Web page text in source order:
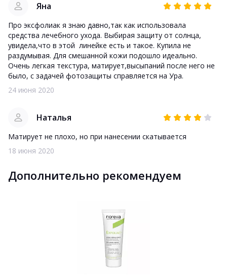
Яна
Про эксфолиак я знаю давно,так как использовала
средства лечебного ухода. Выбирая защиту от солнца,
увидела,что в этой линейке есть и такое. Купила не
раздумывая. Для смешанной кожи подошло идеально.
Очень легкая текстура, матирует,высыпаний после него не
было, с задачей фотозащиты справляется на Ура.
24 июня 2020
Наталья
Матирует не плохо, но при нанесении скатывается
18 июня 2020
Дополнительно рекомендуем